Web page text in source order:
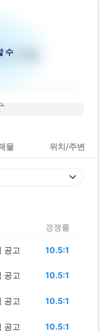
택
물 위치/주변
수
경쟁률
공고 10.5:1
공고 10.5:1
공고 10.5:1
공고 10.5:1